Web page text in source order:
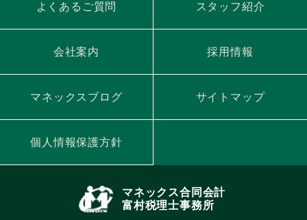
よくあるご質問 スタッフ紹介
会社案内 採用情報
マネックスブログ サイトマップ
個人情報保護方針
マネックス合同会計
富村税理士事務所